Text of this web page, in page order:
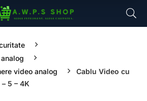
video analog
Cablu Video cu
5 – 4K